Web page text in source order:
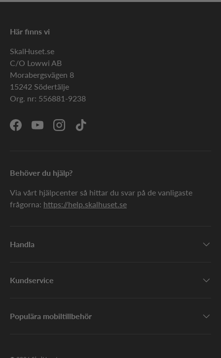
Här finns vi
SkalHuset.se
C/O Lowwi AB
Morabergsvägen 8
15242 Södertälje
Org. nr: 556881-9238
FacebookYouTubeInstagramTikTok
Behöver du hjälp?
Via vårt hjälpcenter så hittar du svar på de vanligaste
frågorna: https://help.skalhuset.se
Handla
Kundservice
Populära mobiltillbehör